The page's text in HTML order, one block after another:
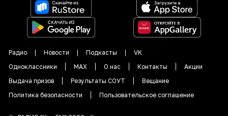
Радио Новости Подкасты
VK
Одноклассники
MAX О нас Контакты
Акции
Выдача призов
Результаты СОУТ
Вещание
Политика безопасности
Пользовательское соглашение